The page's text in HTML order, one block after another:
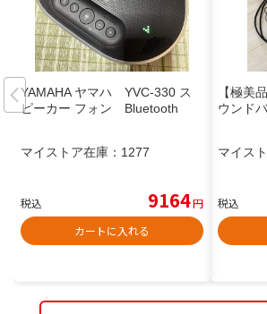
YAMAHA ヤマハ YVC-330 ス
ピーカー フォン Bluetooth
マイストア在庫： 1277
税込 9164円
カートに入れる
【極美
ウンド
マイス
税込